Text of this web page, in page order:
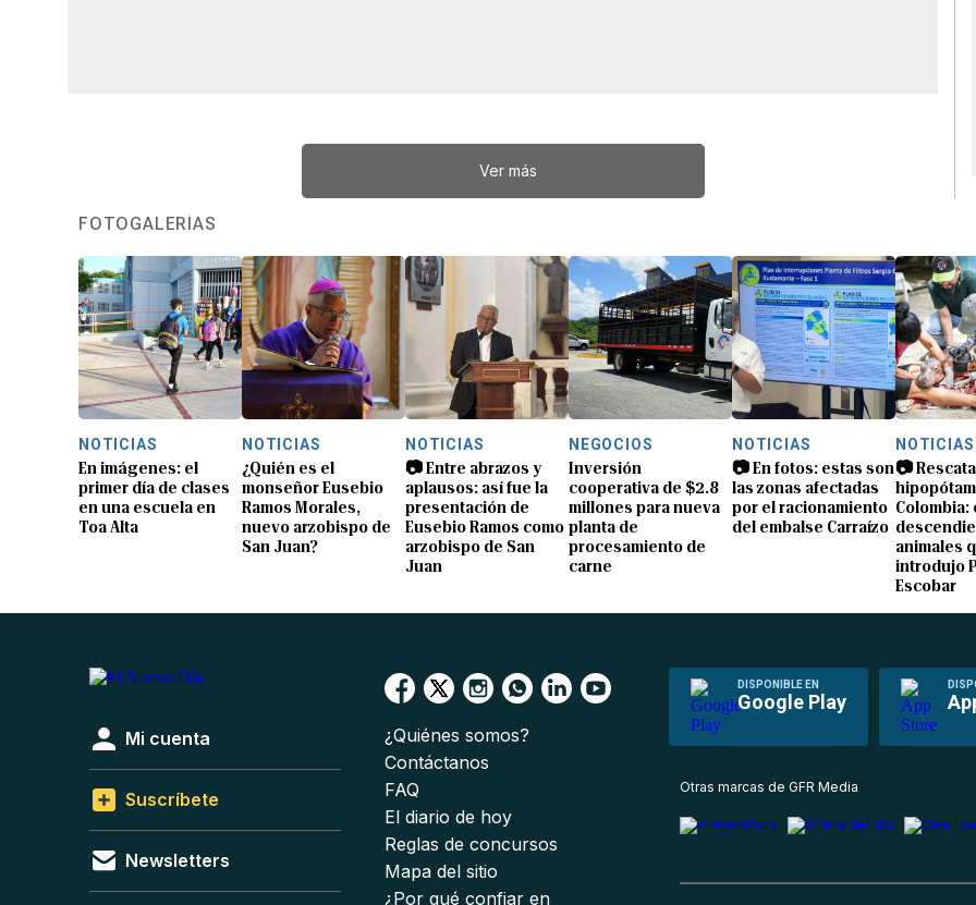
Ver más
FOTOGALERÍAS
NOTICIAS
En imágenes: el
primer día de clases
en una escuela en
Toa Alta
NOTICIAS
¿Quién es el
monseñor Eusebio
Ramos Morales,
nuevo arzobispo de
San Juan?
NOTICIAS
📷 Entre abrazos y
aplausos: así fue la
presentación de
Eusebio Ramos como
arzobispo de San
Juan
NEGOCIOS
Inversión
cooperativa de $2.8
millones para nueva
planta de
procesamiento de
carne
NOTICIAS
📷 En fotos: estas son
las zonas afectadas
por el racionamiento
del embalse Carraízo
NOTICIAS
📷
Colombia:
animales
introdujo
Escobar
DISPONIBLE EN
Google Play
Mi cuenta
Suscríbete
Newsletters
¿Quiénes somos?
Contáctanos
FAQ
El diario de hoy
Reglas de concursos
Mapa del sitio
¿Por qué confiar en
Otras marcas de GFR Media